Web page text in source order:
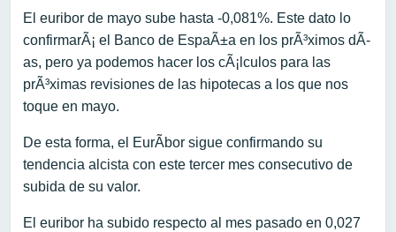
El euribor de mayo sube hasta -0,081%. Este dato lo
confirmarÃ¡ el Banco de EspaÃ±a en los prÃ³ximos dÃ­
as, pero ya podemos hacer los cÃ¡lculos para las
prÃ³ximas revisiones de las hipotecas a los que nos
toque en mayo.
De esta forma, el EurÃ­bor sigue confirmando su
tendencia alcista con este tercer mes consecutivo de
subida de su valor.
El euribor ha subido respecto al mes pasado en 0,027